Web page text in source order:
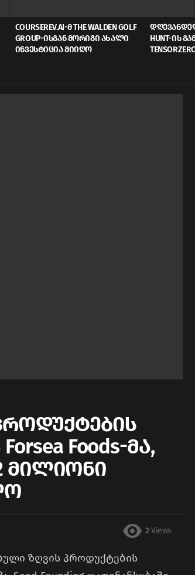
COURSEREV.AI-Მ THE WALDEN GOLF
GROUP-ᲘᲡᲒᲐᲜ ᲛᲝᲠᲘᲒᲘ ᲐᲮᲐᲚᲘ
ᲘᲜᲕᲔᲡᲢᲘᲪᲘᲐ ᲛᲘᲘᲦᲝ
HUNT-ᲘᲡ
Foods-მა,
მილიონი
2 Views
ზღვის პროდუქტების